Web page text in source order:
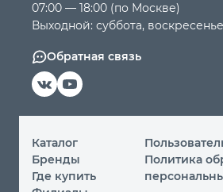
07:00 — 18:00 (по Москве)
Выходной: суббота, воскресенье
Обратная связь
Каталог
Бренды
Где купить
Политика